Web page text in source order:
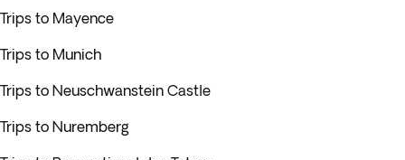
Trips to Mayence
Trips to Munich
Trips to Neuschwanstein Castle
Trips to Nuremberg